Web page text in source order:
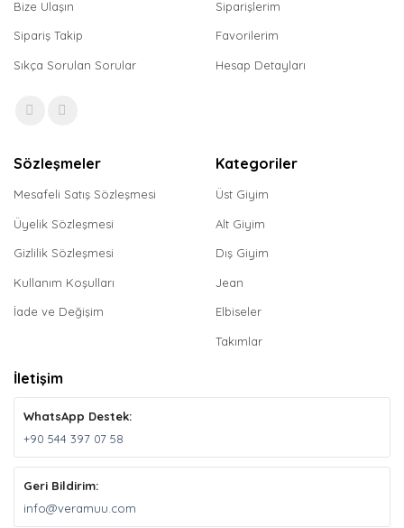
Bize Ulaşın
Sipariş Takip
Sıkça Sorulan Sorular
Siparişlerim
Favorilerim
Hesap Detayları
Sözleşmeler
Mesafeli Satış Sözleşmesi
Üyelik Sözleşmesi
Gizlilik Sözleşmesi
Kullanım Koşulları
İade ve Değişim
Kategoriler
Üst Giyim
Alt Giyim
Dış Giyim
Jean
Elbiseler
Takımlar
İletişim
WhatsApp Destek:
+90 544 397 07 58
Geri Bildirim:
info@veramuu.com